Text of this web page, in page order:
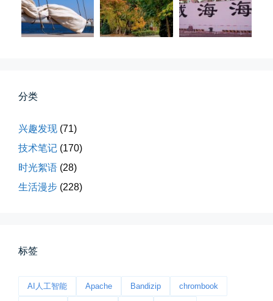
📅 04-06 08:28 👤 Zairun
第一次AI视频创作手记
第一次用AI做视频，我把许嵩歌...
桃花乱落如红雨
分类
兴趣发现 (71)
技术笔记 (170)
时光絮语 (28)
生活漫步 (228)
标签
AI人工智能 Apache Bandizip chrombook